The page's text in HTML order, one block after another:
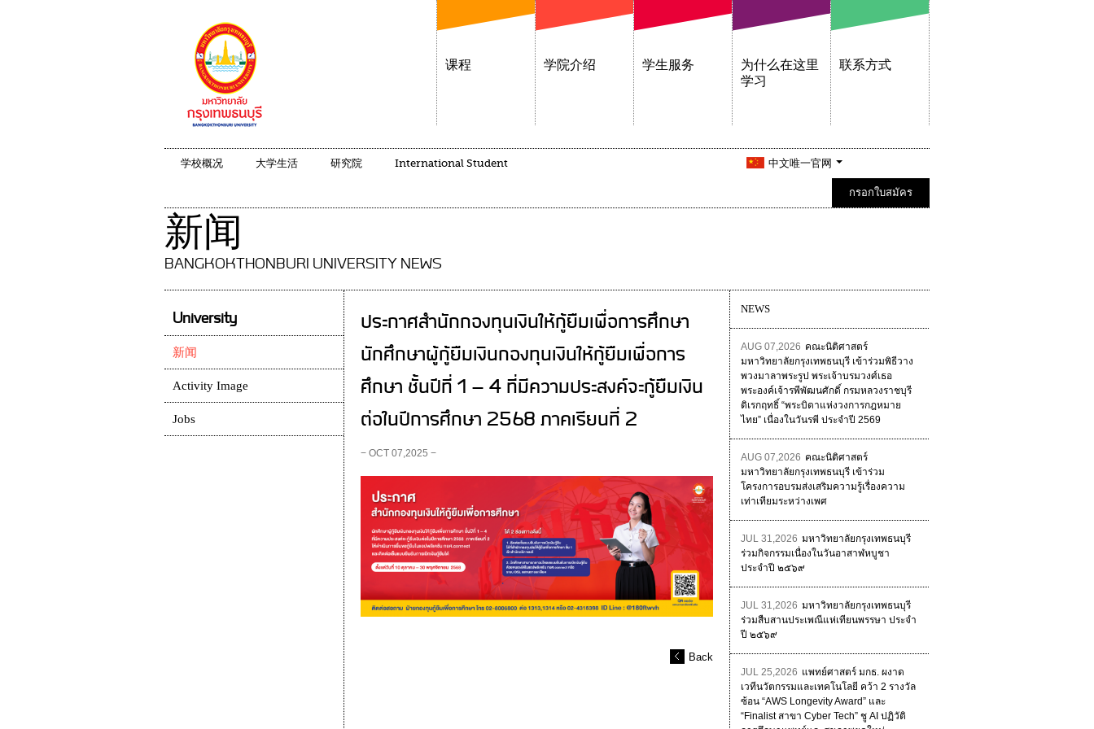
课程 学院介绍 学生服务
为什么在这里
学习
联系方式
学校概况 大学生活 研究院 International Student 中文唯一官网
กรอกใบสมัคร
新闻
BANGKOKTHONBURI UNIVERSITY NEWS
ประกาศสำนักกองทุนเงินให้กู้ยืมเพื่อการศึกษา
นักศึกษาผู้กู้ยืมเงินกองทุนเงินให้กู้ยืมเพื่อการ
ศึกษา ชั้นปีที่ 1 – 4 ที่มีความประสงค์จะกู้ยืมเงิน
ต่อในปีการศึกษา 2568 ภาคเรียนที่ 2
− OCT 07,2025 −
Back
NEWS
AUG 07,2026 คณะนิติศาสตร์
มหาวิทยาลัยกรุงเทพธนบุรี เข้าร่วมพิธีวาง
พวงมาลาพระรูป พระเจ้าบรมวงศ์เธอ
พระองค์เจ้ารพีพัฒนศักดิ์ กรมหลวงราชบุรี
ดิเรกฤทธิ์ “พระบิดาแห่งวงการกฎหมาย
ไทย” เนื่องในวันรพี ประจำปี 2569
AUG 07,2026 คณะนิติศาสตร์
มหาวิทยาลัยกรุงเทพธนบุรี เข้าร่วม
โครงการอบรมส่งเสริมความรู้เรื่องความ
เท่าเทียมระหว่างเพศ
JUL 31,2026 มหาวิทยาลัยกรุงเทพธนบุรี
ร่วมกิจกรรมเนื่องในวันอาสาฬหบูชา
ประจำปี ๒๕๖๙
JUL 31,2026 มหาวิทยาลัยกรุงเทพธนบุรี
ร่วมสืบสานประเพณีแห่เทียนพรรษา ประจำ
ปี ๒๕๖๙
JUL 25,2026 แพทย์ศาสตร์ มกธ. ผงาด
เวทีนวัตกรรมและเทคโนโลยี คว้า 2 รางวัล
ซ้อน “AWS Longevity Award” และ
“Finalist สาขา Cyber Tech” ชู AI ปฏิวัติ
University
新闻
Activity Image
Jobs